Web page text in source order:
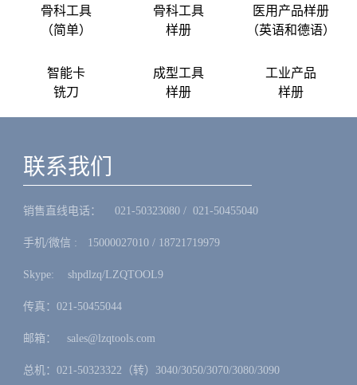
骨科工具
（简单）
骨科工具
样册
医用产品样册
（英语和德语）
智能卡
铣刀
成型工具
样册
工业产品
样册
联系我们
销售直线电话：ㅤ 021-50323080 / 021-50455040
手机/微信 :ㅤ15000027010 / 18721719979
Skype: ㅤshpdlzq/LZQTOOL9
传真：021-50455044
邮箱：ㅤsales@lzqtools.com
总机：021-50323322（转）3040/3050/3070/3080/3090